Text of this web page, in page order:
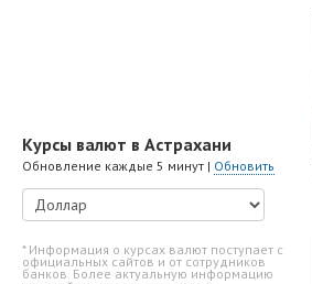
Курсы валют в Астрахани
Обновление каждые 5 минут | Обновить
* Информация о курсах валют поступает с
официальных сайтов и от сотрудников
банков. Более актуальную информацию